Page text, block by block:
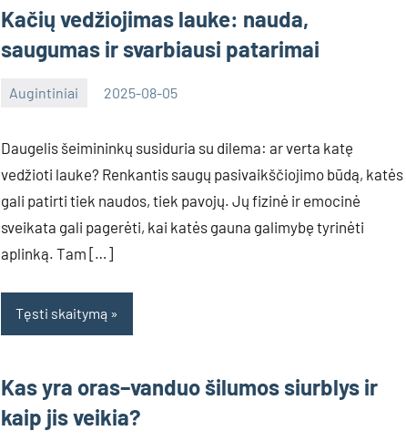
Kačių vedžiojimas lauke: nauda,
saugumas ir svarbiausi patarimai
Augintiniai 2025-08-05
Deimante
Daugelis šeimininkų susiduria su dilema: ar verta katę
vedžioti lauke? Renkantis saugų pasivaikščiojimo būdą, katės
gali patirti tiek naudos, tiek pavojų. Jų fizinė ir emocinė
sveikata gali pagerėti, kai katės gauna galimybę tyrinėti
aplinką. Tam […]
Tęsti skaitymą
Kas yra oras–vanduo šilumos siurblys ir
kaip jis veikia?